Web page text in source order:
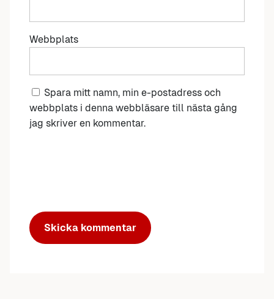
Webbplats
Spara mitt namn, min e-postadress och
webbplats i denna webbläsare till nästa gång
jag skriver en kommentar.